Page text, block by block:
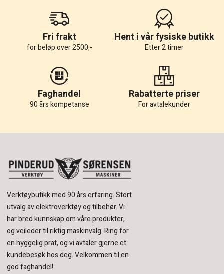
Fri frakt
for beløp over 2500,-
Hent i vår fysiske butikk
Etter 2 timer
Faghandel
90 års kompetanse
Rabatterte priser
For avtalekunder
Verktøybutikk med 90 års erfaring.Stort
utvalg av elektroverktøy og tilbehør.Vi
har bred kunnskap om våre produkter,
og veileder til riktig maskinvalg. Ring for
en hyggelig prat, og vi avtaler gjerne et
kundebesøk hos deg.Velkommen til en
god faghandel!